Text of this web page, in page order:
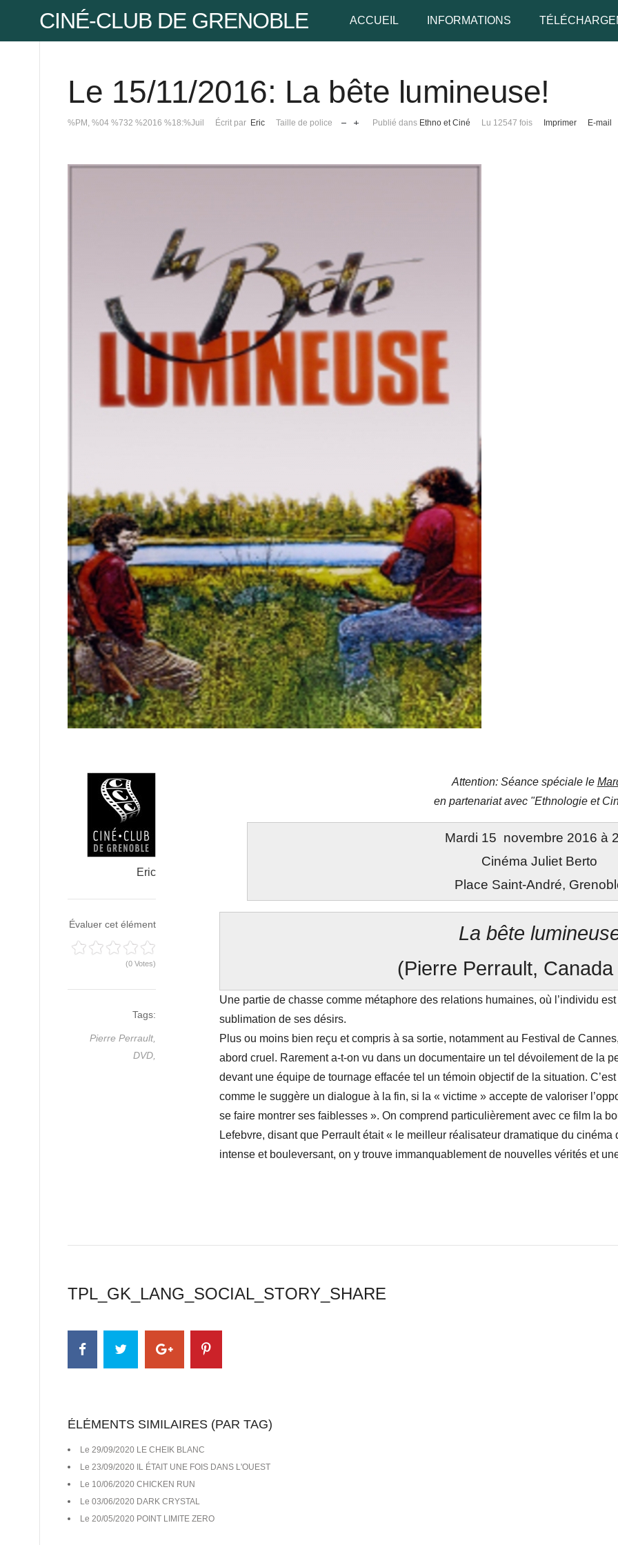
CINÉ-CLUB DE GRENOBLE ACCUEIL INFORMATIONS
Le 15/11/2016: La bête lumineuse!
%PM, %04 %732 %2016 %18:%Juil Écrit par Eric Taille de police Publié dans Ethno et Ciné Lu 12547 fois Imprimer E-mail
Eric
Évaluer cet élément
(0 Votes)
Tags:
Pierre Perrault,
DVD,
Attention: Séance spéciale le
en partenariat avec "Ethnologie et
Mardi 15 novembre 2016 à
Cinéma Juliet Berto
Place Saint-André,
La bête
(Pierre Perrault, Canada
Une partie de chasse comme métaphore des relations humaines, où l’individu
sublimation de ses désirs.
Plus ou moins bien reçu et compris à sa sortie, notamment au Festival de
abord cruel. Rarement a-t-on vu dans un documentaire un tel dévoilement de la
devant une équipe de tournage effacée tel un témoin objectif de la situation.
comme le suggère un dialogue à la fin, si la « victime » accepte de valoriser
se faire montrer ses faiblesses ». On comprend particulièrement avec ce film la
Lefebvre, disant que Perrault était « le meilleur réalisateur dramatique du
intense et bouleversant, on y trouve immanquablement de nouvelles vérités et
TPL_GK_LANG_SOCIAL_STORY_SHARE
ÉLÉMENTS SIMILAIRES (PAR TAG)
Le 29/09/2020 LE CHEIK BLANC
Le 23/09/2020 IL ÉTAIT UNE FOIS DANS L'OUEST
Le 10/06/2020 CHICKEN RUN
Le 03/06/2020 DARK CRYSTAL
Le 20/05/2020 POINT LIMITE ZERO
Pseudo
Mot de passe oublié ?
Pseudo oublié ?